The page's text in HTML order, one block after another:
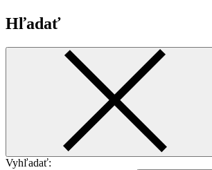
Hľadať
Vyhľadať: